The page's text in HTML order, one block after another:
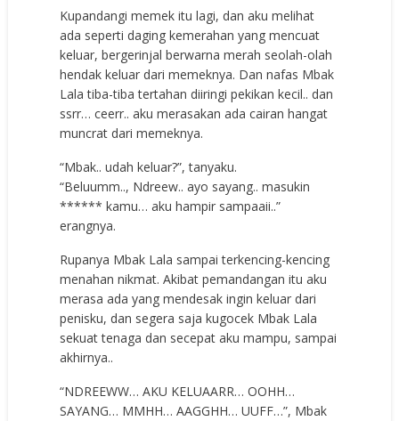
Kupandangi memek itu lagi, dan aku melihat
ada seperti daging kemerahan yang mencuat
keluar, bergerinjal berwarna merah seolah-olah
hendak keluar dari memeknya. Dan nafas Mbak
Lala tiba-tiba tertahan diiringi pekikan kecil.. dan
ssrr… ceerr.. aku merasakan ada cairan hangat
muncrat dari memeknya.
“Mbak.. udah keluar?”, tanyaku.
“Beluumm.., Ndreew.. ayo sayang.. masukin
****** kamu… aku hampir sampaaii..”
erangnya.
Rupanya Mbak Lala sampai terkencing-kencing
menahan nikmat. Akibat pemandangan itu aku
merasa ada yang mendesak ingin keluar dari
penisku, dan segera saja kugocek Mbak Lala
sekuat tenaga dan secepat aku mampu, sampai
akhirnya..
“NDREEWW… AKU KELUAARR… OOHH…
SAYANG… MMHH… AAGGHH… UUFF…”, Mbak